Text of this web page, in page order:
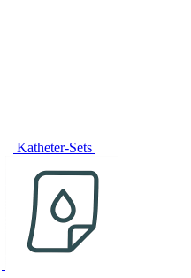
Katheter-Sets